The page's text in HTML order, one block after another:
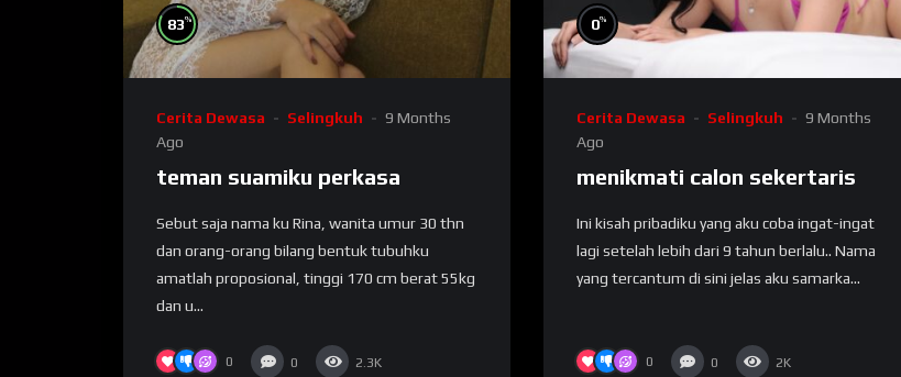
83%
Cerita Dewasa Selingkuh
9 Months
Ago
teman suamiku perkasa
Sebut saja nama ku Rina, wanita umur 30 thn
dan orang-orang bilang bentuk tubuhku
amatlah proposional, tinggi 170 cm berat 55kg
dan u...
0 0 2.3K
0%
Cerita Dewasa Selingkuh
9 Months
Ago
menikmati calon sekertaris
Ini kisah pribadiku yang aku coba ingat-ingat
lagi setelah lebih dari 9 tahun berlalu.. Nama
yang tercantum di sini jelas aku samarka...
0 0 2K